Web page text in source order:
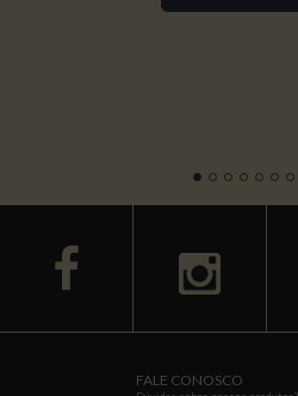
facebook
FALE CONOSCO